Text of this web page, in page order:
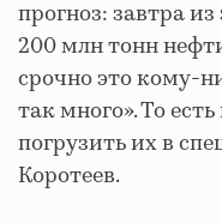
прогноз: завтра
200 млн тонн
срочно это кому-
так много». То
погрузить их в
Коротеев.